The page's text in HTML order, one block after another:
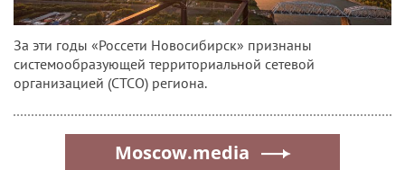
За эти годы «Россети Новосибирск» признаны
системообразующей территориальной сетевой
организацией (СТСО) региона.
Moscow.media